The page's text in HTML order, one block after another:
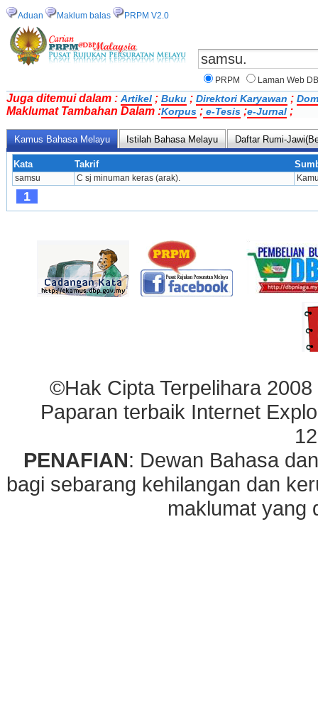
Aduan Maklum balas PRPM V2.0
PRPM Laman Web
Juga ditemui dalam : Artikel ; Buku ; Direktori Karyawan ;
Maklumat Tambahan Dalam :Korpus ; e-Tesis ;e-Jurnal ;
Kamus Bahasa Melayu Istilah Bahasa Melayu Daftar Rumi-
Kata Takrif
samsu C sj minuman keras (arak).
1
©Hak Cipta Terpelihara
Paparan terbaik Internet
PENAFIAN: Dewan Bahasa
bagi sebarang kehilangan dan
maklumat yang